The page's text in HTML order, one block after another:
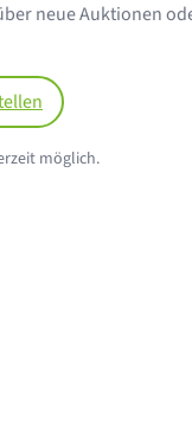
neue Auktionen
möglich.